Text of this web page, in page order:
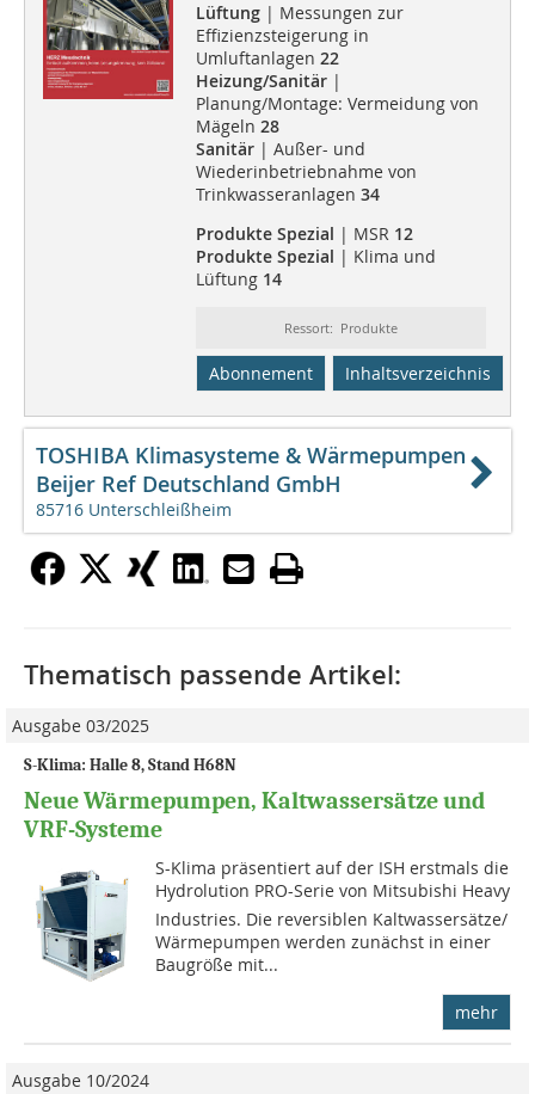
Lüftung | Messungen zur
Effizienzsteigerung in
Umluftanlagen 22
Heizung/Sanitär |
Planung/Montage: Vermeidung von
Mägeln 28
Sanitär| Außer- und
Wiederinbetriebnahme von
Trinkwasseranlagen 34
Produkte Spezial | MSR 12
Produkte Spezial | Klima und
Lüftung 14
Ressort: Produkte
Abonnement Inhaltsverzeichnis
TOSHIBA Klimasysteme & Wärmepumpen
Beijer Ref Deutschland GmbH
85716 Unterschleißheim
Thematisch passende Artikel:
Ausgabe 03/2025
S-Klima: Halle 8, Stand H68N
Neue Wärmepumpen, Kaltwassersätze und
VRF-Systeme
S-Klima präsentiert auf der ISH erstmals die
Hydrolution PRO-Serie von Mitsubishi Heavy
Industries. Die reversib­len Kaltwassersätze/
Wärmepumpen werden zunächst in einer
Baugröße mit...
mehr
Ausgabe 10/2024